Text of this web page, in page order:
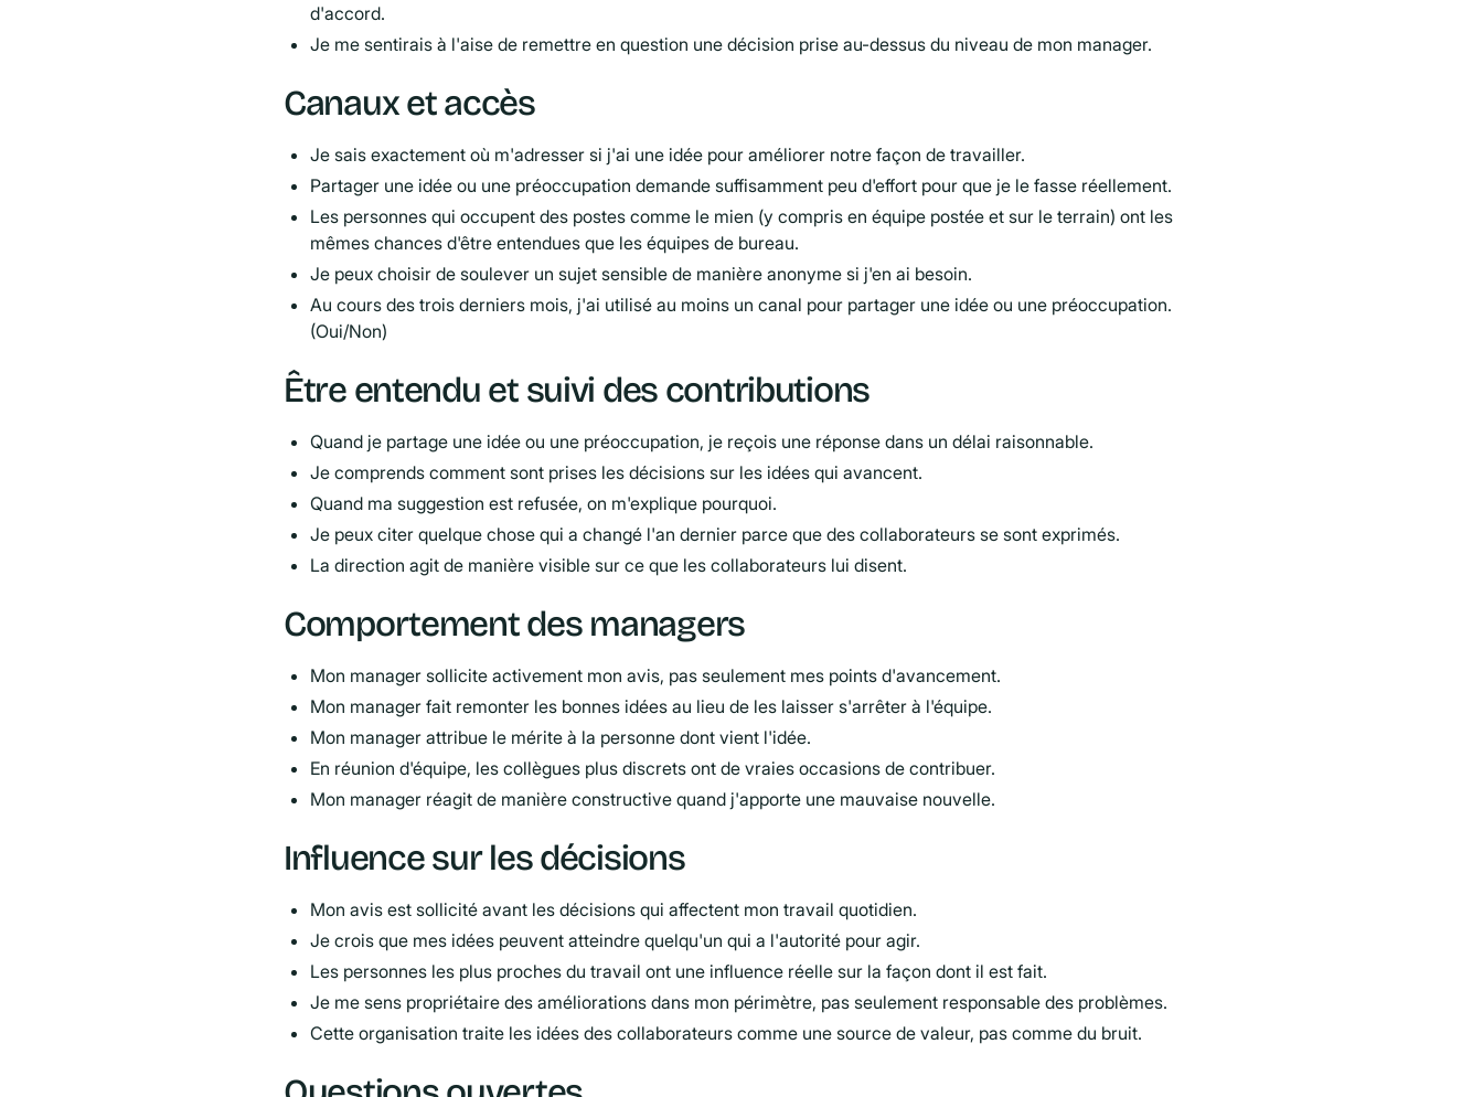
d'accord.
Je me sentirais à l'aise de remettre en question une décision prise au-dessus du niveau de mon manager.
Canaux et accès
Je sais exactement où m'adresser si j'ai une idée pour améliorer notre façon de travailler.
Partager une idée ou une préoccupation demande suffisamment peu d'effort pour que je le fasse réellement.
Les personnes qui occupent des postes comme le mien (y compris en équipe postée et sur le terrain) ont les
mêmes chances d'être entendues que les équipes de bureau.
Je peux choisir de soulever un sujet sensible de manière anonyme si j'en ai besoin.
Au cours des trois derniers mois, j'ai utilisé au moins un canal pour partager une idée ou une préoccupation.
(Oui/Non)
Être entendu et suivi des contributions
Quand je partage une idée ou une préoccupation, je reçois une réponse dans un délai raisonnable.
Je comprends comment sont prises les décisions sur les idées qui avancent.
Quand ma suggestion est refusée, on m'explique pourquoi.
Je peux citer quelque chose qui a changé l'an dernier parce que des collaborateurs se sont exprimés.
La direction agit de manière visible sur ce que les collaborateurs lui disent.
Comportement des managers
Mon manager sollicite activement mon avis, pas seulement mes points d'avancement.
Mon manager fait remonter les bonnes idées au lieu de les laisser s'arrêter à l'équipe.
Mon manager attribue le mérite à la personne dont vient l'idée.
En réunion d'équipe, les collègues plus discrets ont de vraies occasions de contribuer.
Mon manager réagit de manière constructive quand j'apporte une mauvaise nouvelle.
Influence sur les décisions
Mon avis est sollicité avant les décisions qui affectent mon travail quotidien.
Je crois que mes idées peuvent atteindre quelqu'un qui a l'autorité pour agir.
Les personnes les plus proches du travail ont une influence réelle sur la façon dont il est fait.
Je me sens propriétaire des améliorations dans mon périmètre, pas seulement responsable des problèmes.
Cette organisation traite les idées des collaborateurs comme une source de valeur, pas comme du bruit.